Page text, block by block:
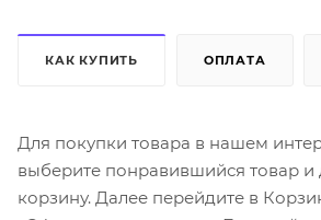
КАК КУПИТЬ ОПЛАТА
Для покупки товара в нашем
выберите понравившийся товар и
корзину. Далее перейдите в